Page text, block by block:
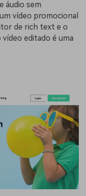
áudio sem
vídeo promocional
de rich text e o
vídeo editado é uma